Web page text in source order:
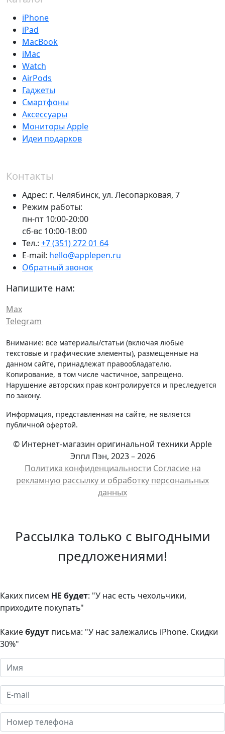
iPhone
iPad
MacBook
iMac
Watch
AirPods
Гаджеты
Смартфоны
Аксессуары
Мониторы Apple
Идеи подарков
Контакты
Адрес: г. Челябинск, ул. Лесопарковая, 7
Режим работы:
пн-пт 10:00-20:00
сб-вс 10:00-18:00
Тел.: +7 (351) 272 01 64
E-mail: hello@applepen.ru
Обратный звонок
Напишите нам:
Max
Telegram
Внимание: все материалы/статьи (включая любые
текстовые и графические элементы), размещенные на
данном сайте, принадлежат правообладателю.
Копирование, в том числе частичное, запрещено.
Нарушение авторских прав контролируется и преследуется
по закону.
Информация, представленная на сайте, не является
публичной офертой.
© Интернет-магазин оригинальной техники Apple
Эппл Пэн, 2023 – 2026
Политика конфиденциальности Cогласие на
рекламную рассылку и обработку персональных
данных
Рассылка только с выгодными
предложениями!
Каких писем НЕ будет: "У нас есть чехольчики,
приходите покупать"
Какиебудут письма: "У нас залежались iPhone. Скидки
30%"